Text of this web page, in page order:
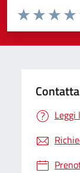
Valuta da 1 a 5
Valuta
Valuta 2
Valuta 1 stelle
Leggi